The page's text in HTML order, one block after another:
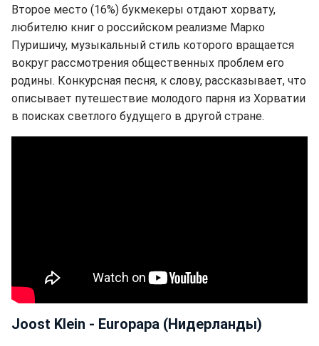
Второе место (16%) букмекеры отдают хорвату,
любителю книг о российском реализме Марко
Пуришичу, музыкальный стиль которого вращается
вокруг рассмотрения общественных проблем его
родины. Конкурсная песня, к слову, рассказывает, что
описывает путешествие молодого парня из Хорватии
в поисках светлого будущего в другой стране.
Joost Klein - Europapa (Нидерланды)